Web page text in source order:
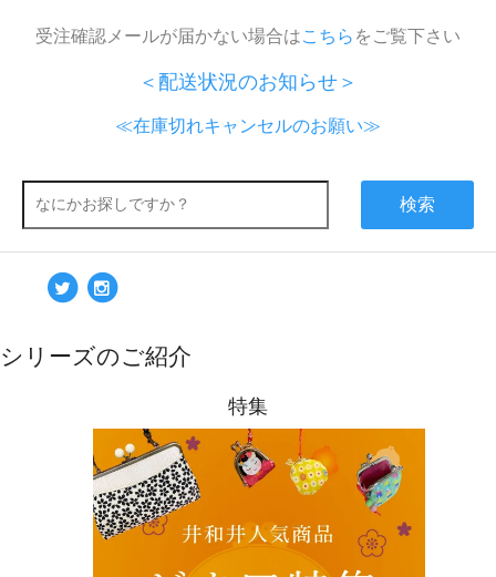
受注確認メールが届かない場合はこちら をご覧下さい
＜配送状況のお知らせ＞
≪在庫切れキャンセルのお願い≫
検索
シリーズのご紹介
特集